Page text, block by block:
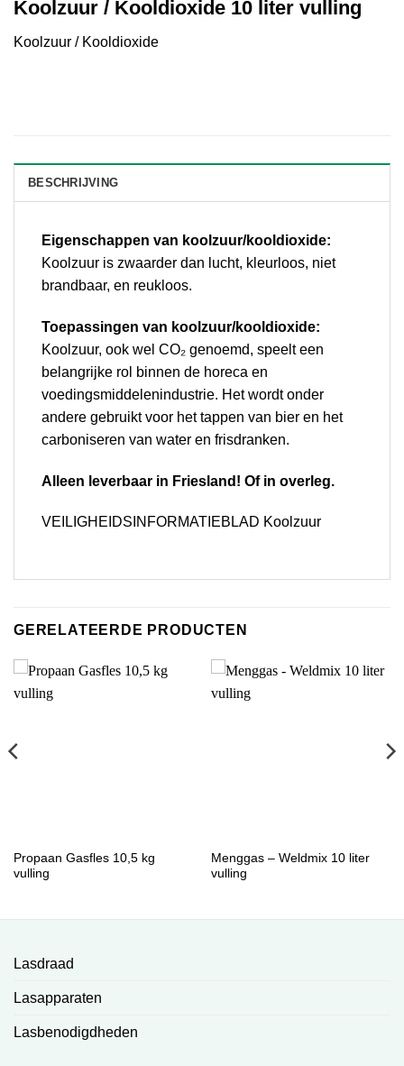
Koolzuur / Kooldioxide 10 liter vulling
Koolzuur / Kooldioxide
BESCHRIJVING
Eigenschappen van koolzuur/kooldioxide:
Koolzuur is zwaarder dan lucht, kleurloos, niet
brandbaar, en reukloos.
Toepassingen van koolzuur/kooldioxide:
Koolzuur, ook wel CO₂ genoemd, speelt een
belangrijke rol binnen de horeca en
voedingsmiddelenindustrie. Het wordt onder
andere gebruikt voor het tappen van bier en het
carboniseren van water en frisdranken.
Alleen leverbaar in Friesland! Of in overleg.
VEILIGHEIDSINFORMATIEBLAD Koolzuur
GERELATEERDE PRODUCTEN
Propaan Gasfles 10,5 kg
vulling
Menggas – Weldmix 10 liter
vulling
Lasdraad
Lasapparaten
Lasbenodigdheden